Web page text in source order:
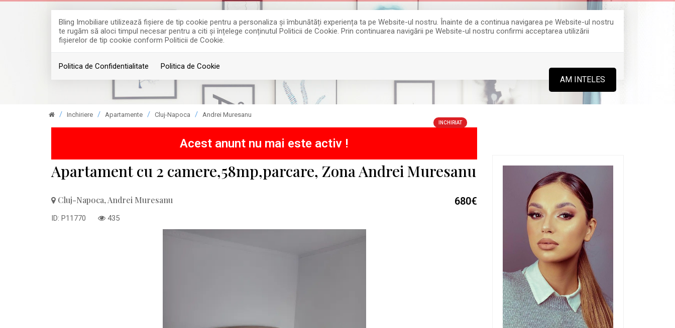
Bling Imobiliare utilizează fişiere de tip cookie pentru a personaliza și îmbunătăți experiența ta pe Website-ul nostru. Înainte de a continua navigarea pe Website-ul nostru
te rugăm să aloci timpul necesar pentru a citi și înțelege conținutul Politicii de Cookie. Prin continuarea navigării pe Website-ul nostru confirmi acceptarea utilizării
fişierelor de tip cookie conform Politicii de Cookie.
Politica de Confidentialitate Politica de Cookie
AM INTELES
0364 808 888
Inchiriere Apartamente Cluj-Napoca Andrei Muresanu
Acest anunt nu mai este activ !
Apartament cu 2 camere,58mp,parcare, Zona Andrei Muresanu
Cluj-Napoca, Andrei Muresanu 680€
ID: P11770 435
INCHIRIAT